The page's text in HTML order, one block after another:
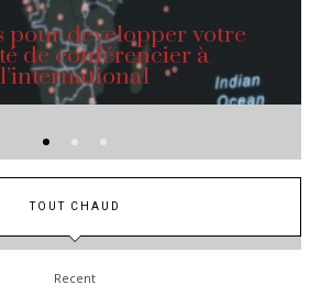
pour développer votre
de conférencier à
l’international
TOUT CHAUD
Recent